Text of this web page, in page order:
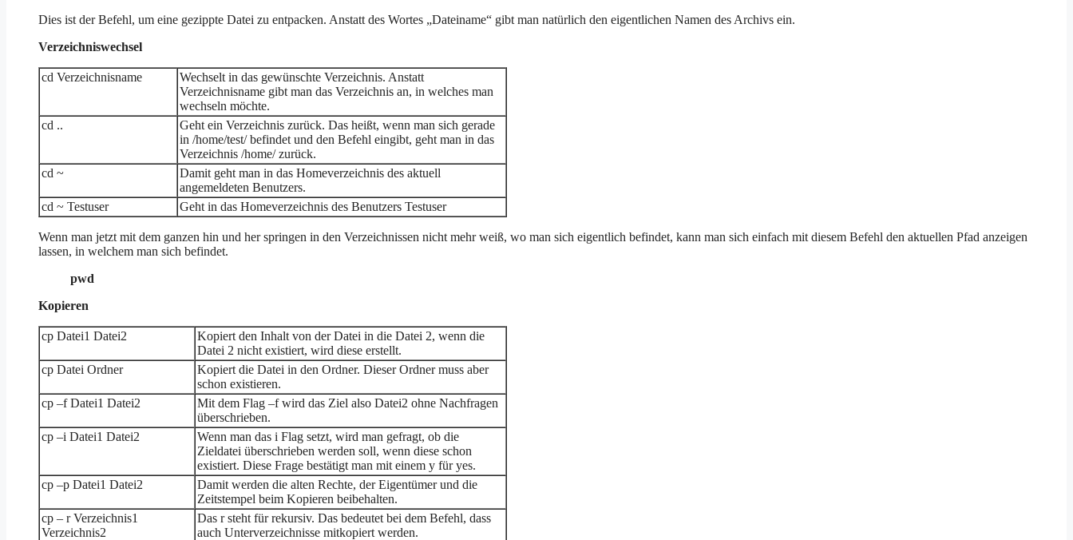
Dies ist der Befehl, um eine gezippte Datei zu entpacken. Anstatt des Wortes „Dateiname“ gibt man natürlich den eigentlichen Namen des Archivs ein.
Verzeichniswechsel
cd Verzeichnisname
Wechselt in das gewünschte Verzeichnis. Anstatt
Verzeichnisname gibt man das Verzeichnis an, in welches man
wechseln möchte.
cd ..
Geht ein Verzeichnis zurück. Das heißt, wenn man sich gerade
in /home/test/ befindet und den Befehl eingibt, geht man in das
Verzeichnis /home/ zurück.
cd ~
Damit geht man in das Homeverzeichnis des aktuell
angemeldeten Benutzers.
cd ~ Testuser
Geht in das Homeverzeichnis des Benutzers Testuser
Wenn man jetzt mit dem ganzen hin und her springen in den Verzeichnissen nicht mehr weiß, wo man sich eigentlich befindet, kann man sich einfach mit diesem Befehl den aktuellen Pfad anzeigen
lassen, in welchem man sich befindet.
pwd
Kopieren
cp Datei1 Datei2
Kopiert den Inhalt von der Datei in die Datei 2, wenn die
Datei 2 nicht existiert, wird diese erstellt.
cp Datei Ordner
Kopiert die Datei in den Ordner. Dieser Ordner muss aber
schon existieren.
cp –f Datei1 Datei2
Mit dem Flag –f wird das Ziel also Datei2 ohne Nachfragen
überschrieben.
cp –i Datei1 Datei2
Wenn man das i Flag setzt, wird man gefragt, ob die
Zieldatei überschrieben werden soll, wenn diese schon
existiert. Diese Frage bestätigt man mit einem y für yes.
cp –p Datei1 Datei2
Damit werden die alten Rechte, der Eigentümer und die
Zeitstempel beim Kopieren beibehalten.
cp – r Verzeichnis1
Verzeichnis2
Das r steht für rekursiv. Das bedeutet bei dem Befehl, dass
auch Unterverzeichnisse mitkopiert werden.